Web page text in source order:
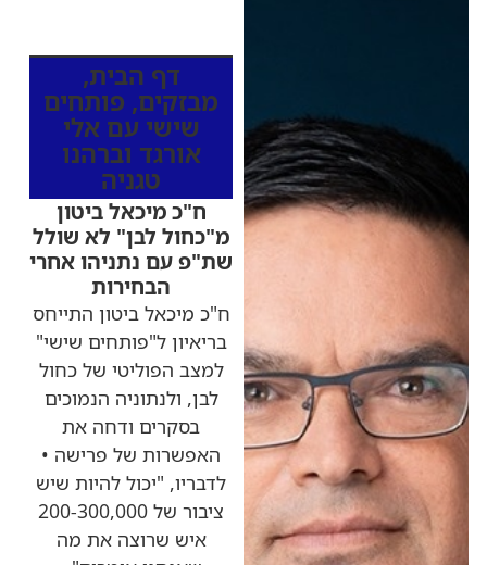
דף הבית,
מבזקים, פותחים
שישי עם אלי
אורגד וברהנו
טגניה
ח"כ מיכאל ביטון
מ"כחול לבן" לא שולל
שת"פ עם נתניהו אחרי
הבחירות
ח"כ מיכאל ביטון התייחס
בריאיון ל"פותחים שישי"
למצב הפוליטי של כחול
לבן, ולנתוניה הנמוכים
בסקרים ודחה את
האפשרות של פרישה •
לדבריו, "יכול להיות שיש
ציבור של 200-300,000
איש שרוצה את מה